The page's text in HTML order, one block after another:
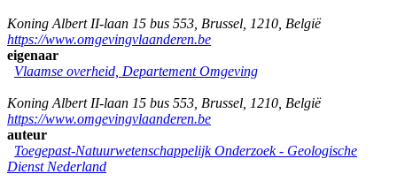
Koning Albert II-laan 15 bus 553 Brussel 1210 België
https://www.omgevingvlaanderen.be
eigenaar
Vlaamse overheid, Departement Omgeving
Koning Albert II-laan 15 bus 553 Brussel 1210 België
https://www.omgevingvlaanderen.be
auteur
Toegepast-Natuurwetenschappelijk Onderzoek - Geologische
Dienst Nederland